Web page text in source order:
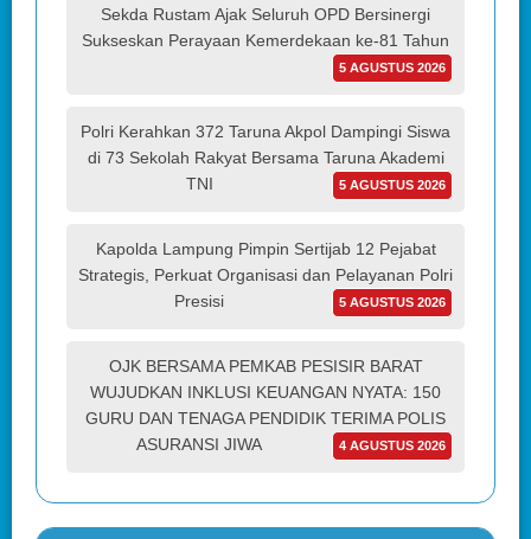
Sekda Rustam Ajak Seluruh OPD Bersinergi
Sukseskan Perayaan Kemerdekaan ke-81 Tahun
5 AGUSTUS 2026
Polri Kerahkan 372 Taruna Akpol Dampingi Siswa
di 73 Sekolah Rakyat Bersama Taruna Akademi
TNI
5 AGUSTUS 2026
Kapolda Lampung Pimpin Sertijab 12 Pejabat
Strategis, Perkuat Organisasi dan Pelayanan Polri
Presisi
5 AGUSTUS 2026
OJK BERSAMA PEMKAB PESISIR BARAT
WUJUDKAN INKLUSI KEUANGAN NYATA: 150
GURU DAN TENAGA PENDIDIK TERIMA POLIS
ASURANSI JIWA
4 AGUSTUS 2026